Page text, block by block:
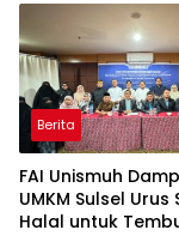
Berita
FAI Unismuh
UMKM Sulsel
Halal untuk